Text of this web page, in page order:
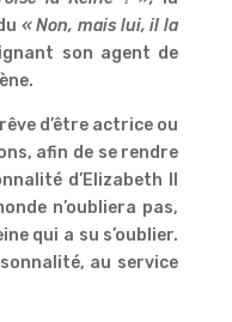
« Non, mais lui, il la
son agent de
d’être actrice ou
afin de se rendre
d’Elizabeth II
n’oubliera pas,
qui a su s’oublier.
au service